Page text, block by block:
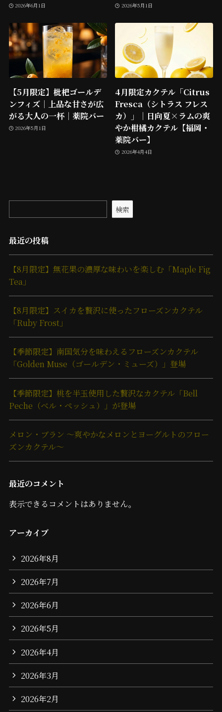
2026年6月1日 2026年5月1日
【5月限定】枇杷ゴールデ
ンフィズ｜上品な甘さが広
がる大人の一杯｜薬院バー
2026年5月1日
4月限定カクテル「Citrus
Fresca（シトラス フレス
カ）」｜日向夏×ラムの爽
やか柑橘カクテル【福岡・
薬院バー】
2026年4月4日
検索
最近の投稿
【8月限定】無花果の濃厚な味わいを楽しむ「Maple Fig
Tea」
【8月限定】スイカを贅沢に使ったフローズンカクテル
「Ruby Frost」
【季節限定】南国気分を味わえるフローズンカクテル
「Golden Muse（ゴールデン・ミューズ）」登場
【季節限定】桃を半玉使用した贅沢なカクテル「Bell
Peche（ベル・ペッシュ）」が登場
メロン・ブラン ～爽やかなメロンとヨーグルトのフロー
ズンカクテル～
最近のコメント
表示できるコメントはありません。
アーカイブ
2026年8月
2026年7月
2026年6月
2026年5月
2026年4月
2026年3月
2026年2月